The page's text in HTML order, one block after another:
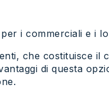
per i commerciali e i
che costituisce il
di questa